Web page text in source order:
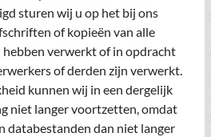
sturen wij u op het bij ons
of kopieën van alle
hebben verwerkt of in opdracht
of derden zijn verwerkt.
kunnen wij in een dergelijk
niet langer voortzetten, omdat
databestanden dan niet langer